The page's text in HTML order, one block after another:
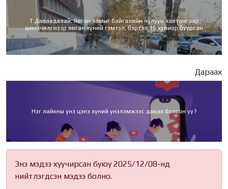
Т.Даваадалай: Явган замыг байгалийн чулуун хавтангаар
шинэчилснээр явган хүний гэмтэл, бэртэл 15 хувиар буурсан
Дараах
Нэг лайкны үнэ цэнэ хүний үнэлэмжээс давах болсон уу?
Энэ мэдээ хуучирсан буюу 2025/12/08-нд
нийтлэгдсэн мэдээ болно.